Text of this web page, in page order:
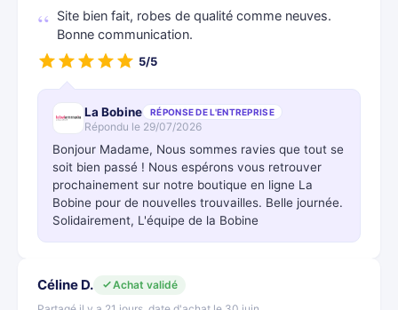
Site bien fait, robes de qualité comme neuves.
Bonne communication.
5/5
La Bobine RÉPONSE DE L'ENTREPRISE
Répondu le 29/07/2026
Bonjour Madame, Nous sommes ravies que tout se
soit bien passé ! Nous espérons vous retrouver
prochainement sur notre boutique en ligne La
Bobine pour de nouvelles trouvailles. Belle journée.
Solidairement, L'équipe de la Bobine
Céline D.
Achat validé